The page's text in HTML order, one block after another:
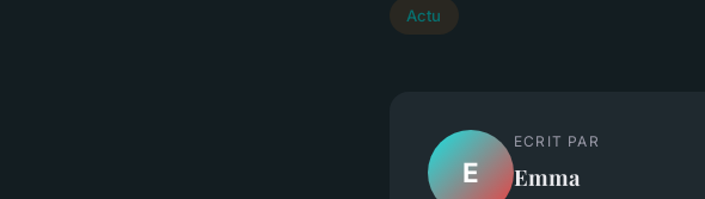
Actu
E
ECRIT PAR
Emma